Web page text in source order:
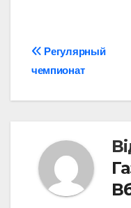
Навігація
Регулярный
чемпионат